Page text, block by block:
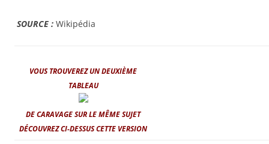
SOURCE : Wikipédia
VOUS TROUVEREZ UN DEUXIÈME
TABLEAU
DE CARAVAGE SUR LE MÊME SUJET
DÉCOUVREZ CI-DESSUS CETTE VERSION